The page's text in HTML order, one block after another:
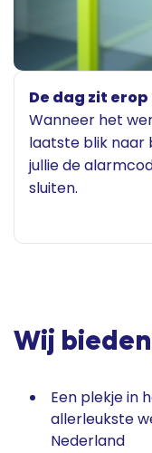
De dag zit erop
Wanneer het
laatste blik naar
jullie de
sluiten.
Wij
Een plekje in
allerleukste
Nederland